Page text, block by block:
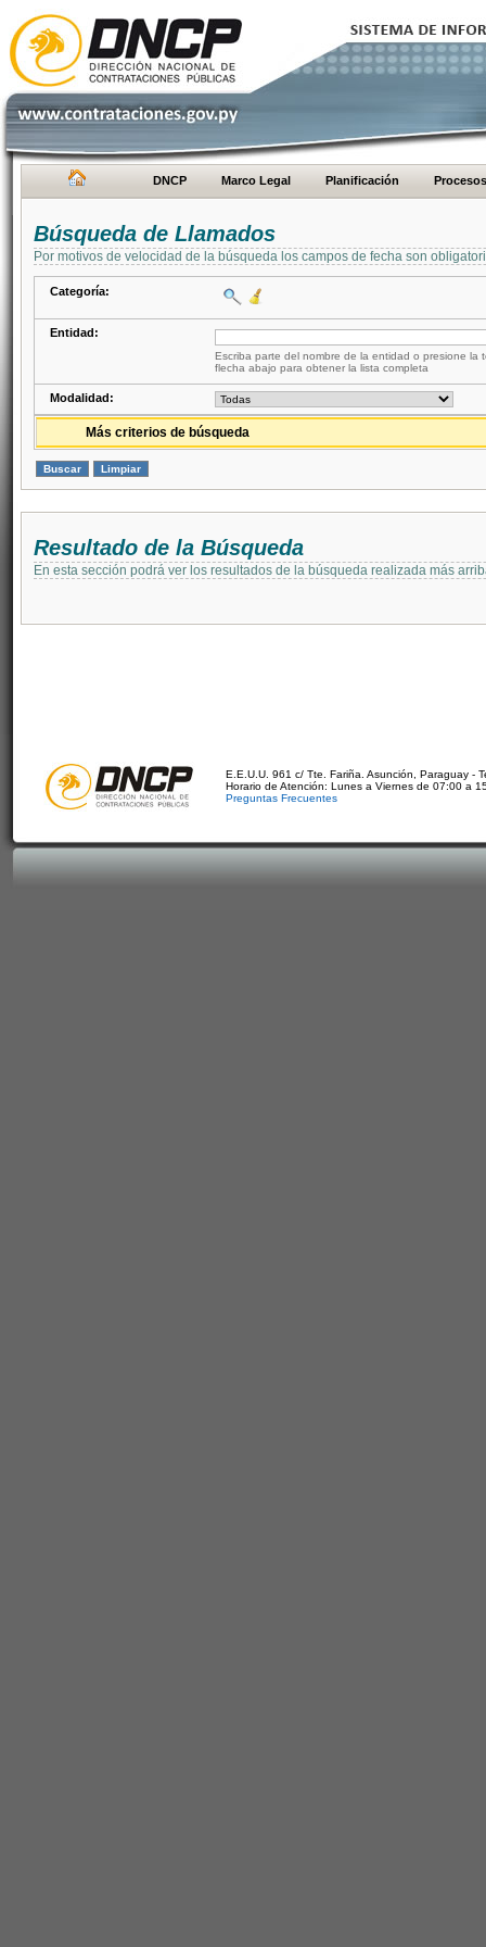
DNCP Marco Legal Planificación Procesos
Búsqueda de Llamados
Por motivos de velocidad de la búsqueda los campos de fecha son
Categoría:
Entidad:
Escriba parte del nombre de la entidad o presione la
flecha abajo para obtener la lista completa
Modalidad:
Más criterios de búsqueda
Resultado de la Búsqueda
En esta sección podrá ver los resultados de la búsqueda realizada más
E.E.U.U. 961 c/ Tte. Fariña. Asunción, Paraguay -
Horario de Atención: Lunes a Viernes de 07:00 a
Preguntas Frecuentes